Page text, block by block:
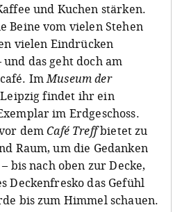
und Kuchen stärken.
Beine vom vielen Stehen
vielen Eindrücken
das geht doch am
ImMuseum der
findet ihr ein
im Erdgeschoss.
demCafé Treffbietet zu
Raum, um die Gedanken
bis nach oben zur Decke,
Deckenfresko das Gefühl
bis zum Himmel schauen.